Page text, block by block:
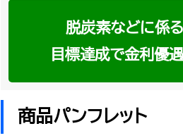
脱炭素などに係る
目標達成で金利優遇
商品パンフレット